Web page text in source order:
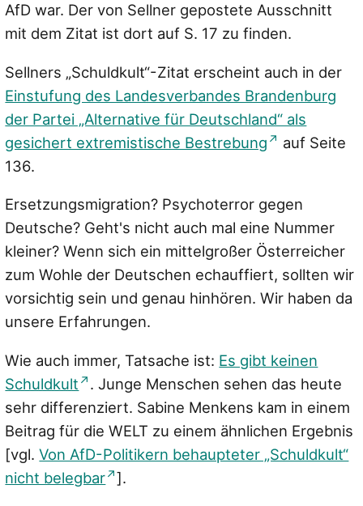
AfD war. Der von Sellner gepostete Ausschnitt
mit dem Zitat ist dort auf S. 17 zu finden.
Sellners „Schuldkult“-Zitat erscheint auch in der
Einstufung des Landesverbandes Brandenburg
der Partei „Alternative für Deutschland“ als
gesichert extremistische Bestrebung
auf Seite
136.
Ersetzungsmigration? Psychoterror gegen
Deutsche? Geht's nicht auch mal eine Nummer
kleiner? Wenn sich ein mittelgroßer Österreicher
zum Wohle der Deutschen echauffiert, sollten wir
vorsichtig sein und genau hinhören. Wir haben da
unsere Erfahrungen.
Wie auch immer, Tatsache ist: Es gibt keinen
Schuldkult
. Junge Menschen sehen das heute
sehr differenziert. Sabine Menkens kam in einem
Beitrag für die WELT zu einem ähnlichen Ergebnis
[vgl.Von AfD-Politikern behaupteter „Schuldkult“
nicht belegbar
].